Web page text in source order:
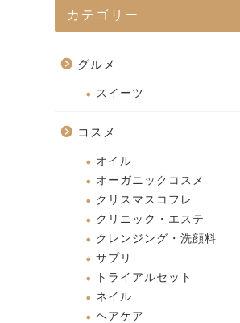
カテゴリー
グルメ
スイーツ
コスメ
オイル
オーガニックコスメ
クリスマスコフレ
クリニック・エステ
クレンジング・洗顔料
サプリ
トライアルセット
ネイル
ヘアケア